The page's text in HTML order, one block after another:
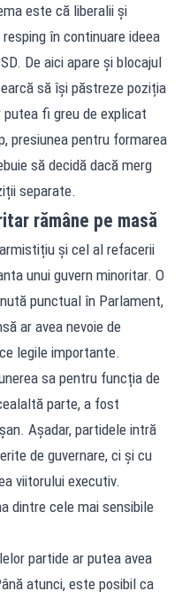
este că liberalii și
în continuare ideea
De aici apare și blocajul
să își păstreze poziția
fi greu de explicat
presiunea pentru formarea
să decidă dacă merg
separate.
rămâne pe masă
și cel al refacerii
unui guvern minoritar. O
punctual în Parlament,
ar avea nevoie de
legile importante.
sa pentru funcția de
parte, a fost
Așadar, partidele intră
de guvernare, ci și cu
viitorului executiv.
dintre cele mai sensibile
partide ar putea avea
atunci, este posibil ca